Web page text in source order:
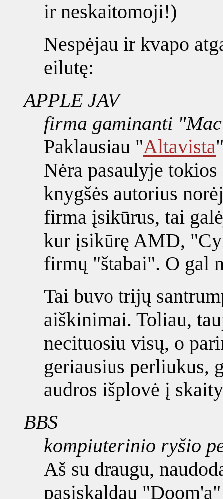
ir neskaitomoji!)
Nespėjau ir kvapo
eilutę:
APPLE JAV
firma gaminanti
Paklausiau "Altavista
Nėra pasaulyje
knygšės autorius
firma įsikūrus, tai
kur įsikūrę AMD,
firmų "štabai". O gal
Tai buvo trijų
aiškinimai. Toliau,
necituosiu visų, o
geriausius perliukus,
audros išplovė į
BBS
kompiuterinio ryšio
Aš su draugu,
pasiskaldau